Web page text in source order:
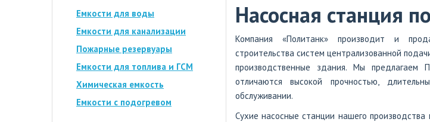
Емкости для воды
Емкости для канализации
Пожарные резервуары
Емкости для топлива и ГСМ
Химическая емкость
Емкости с подогревом
Насосная станция
Компания «Политанк» производит и
строительства систем централизованной
производственные здания. Мы предлагаем
отличаются высокой прочностью,
обслуживании.
Сухие насосные станции нашего